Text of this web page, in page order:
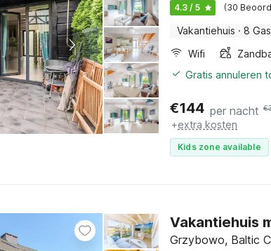
4.3 / 5 (30
Vakantiehuis · 8
Wifi
Gratis annuleren
€144 per nacht €
+extra kosten
Kids zone available
Vakantiehuis
Grzybowo, Baltic